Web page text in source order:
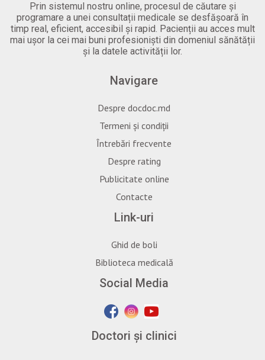
Prin sistemul nostru online, procesul de căutare și
programare a unei consultații medicale se desfășoară în
timp real, eficient, accesibil și rapid. Pacienții au acces mult
mai ușor la cei mai buni profesioniști din domeniul sănătății
și la datele activității lor.
Navigare
Despre docdoc.md
Termeni și condiții
Întrebări frecvente
Despre rating
Publicitate online
Contacte
Link-uri
Ghid de boli
Biblioteca medicală
Social Media
Doctori și clinici